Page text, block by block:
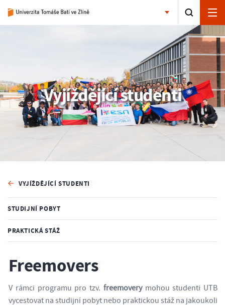
Vyjíždějící studenti
VYJÍŽDĚJÍCÍ STUDENTI
STUDIJNÍ POBYT
PRAKTICKÁ STÁŽ
Freemovers
V rámci programu pro tzv. freemovery mohou studenti UTB
vycestovat na studijní pobyt nebo praktickou stáž na jakoukoli